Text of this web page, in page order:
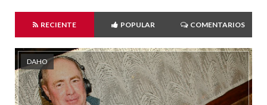
RECIENTE POPULAR COMENTARIOS
DAHO